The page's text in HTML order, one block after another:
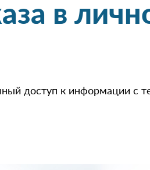
в
доступ к информации с